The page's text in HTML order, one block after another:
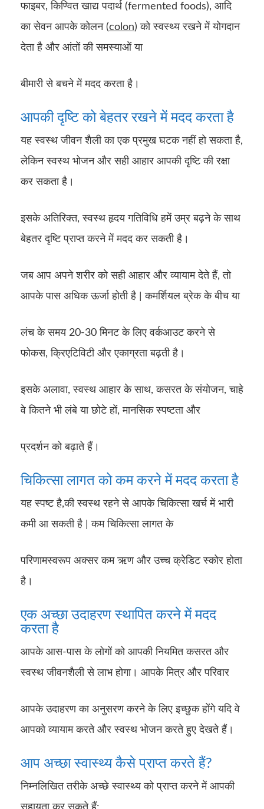
फाइबर, किण्वित खाद्य पदार्थ (fermented foods), आदि
का सेवन आपके कोलन (colon) को स्वस्थ्य रखने में योगदान
देता है और आंतों की समस्याओं या
बीमारी से बचने में मदद करता है।
आपकी दृष्टि को बेहतर रखने में मदद करता है
यह स्वस्थ जीवन शैली का एक प्रमुख घटक नहीं हो सकता है,
लेकिन स्वस्थ भोजन और सही आहार आपकी दृष्टि की रक्षा
कर सकता है।
इसके अतिरिक्त, स्वस्थ हृदय गतिविधि हमें उम्र बढ़ने के साथ
बेहतर दृष्टि प्राप्त करने में मदद कर सकती है।
जब आप अपने शरीर को सही आहार और व्यायाम देते हैं, तो
आपके पास अधिक ऊर्जा होती है | कमर्शियल ब्रेक के बीच या
लंच के समय 20-30 मिनट के लिए वर्कआउट करने से
फोकस, क्रिएटिविटी और एकाग्रता बढ़ती है।
इसके अलावा, स्वस्थ आहार के साथ, कसरत के संयोजन, चाहे
वे कितने भी लंबे या छोटे हों, मानसिक स्पष्टता और
प्रदर्शन को बढ़ाते हैं।
चिकित्सा लागत को कम करने में मदद करता है
यह स्पष्ट है,की स्वस्थ रहने से आपके चिकित्सा खर्च में भारी
कमी आ सकती है | कम चिकित्सा लागत के
परिणामस्वरूप अक्सर कम ऋण और उच्च क्रेडिट स्कोर होता
है।
एक अच्छा उदाहरण स्थापित करने में मदद
करता है
आपके आस-पास के लोगों को आपकी नियमित कसरत और
स्वस्थ जीवनशैली से लाभ होगा। आपके मित्र और परिवार
आपके उदाहरण का अनुसरण करने के लिए इच्छुक होंगे यदि वे
आपको व्यायाम करते और स्वस्थ भोजन करते हुए देखते हैं।
आप अच्छा स्वास्थ्य कैसे प्राप्त करते हैं?
निम्नलिखित तरीके अच्छे स्वास्थ्य को प्राप्त करने में आपकी